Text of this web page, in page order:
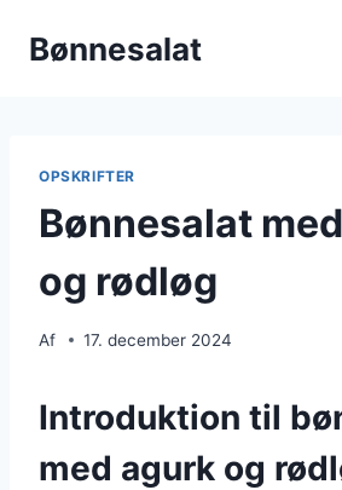
Bønnesalat
OPSKRIFTER
Bønnesalat
og rødløg
Af 17. december 2024
Introduktion til
med agurk og